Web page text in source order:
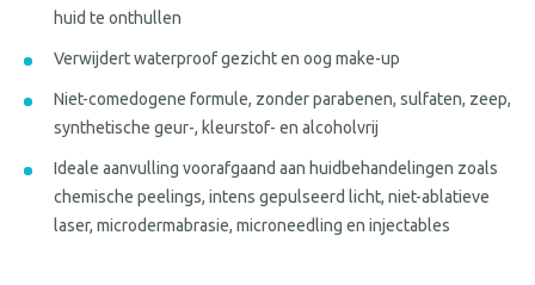
huid te onthullen
Verwijdert waterproof gezicht en oog make-up
Niet-comedogene formule, zonder parabenen, sulfaten, zeep,
synthetische geur-, kleurstof- en alcoholvrij
Ideale aanvulling voorafgaand aan huidbehandelingen zoals
chemische peelings, intens gepulseerd licht, niet-ablatieve
laser, microdermabrasie, microneedling en injectables